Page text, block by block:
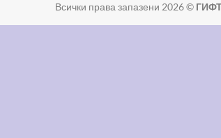
Всички права запазени 2026 ©